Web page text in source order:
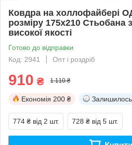
Ковдра на холлофайбері
розміру 175х210 Стьобана
високої якості
Готово до відправки
Код: 2941
Опт і роздріб
910 ₴ 1 110 ₴
Економія 200 ₴ Залишилось
774 ₴ від 2 шт. 728 ₴ від 5 шт.